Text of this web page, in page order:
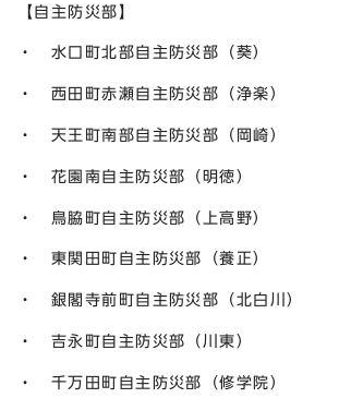
【自主防災部】
・ 水口町北部自主防災部（葵）
・ 西田町赤瀬自主防災部（浄楽）
・ 天王町南部自主防災部（岡崎）
・ 花園南自主防災部（明徳）
・ 鳥脇町自主防災部（上高野）
・ 東関田町自主防災部（養正）
・ 銀閣寺前町自主防災部（北白川）
・ 吉永町自主防災部（川東）
・ 千万田町自主防災部（修学院）